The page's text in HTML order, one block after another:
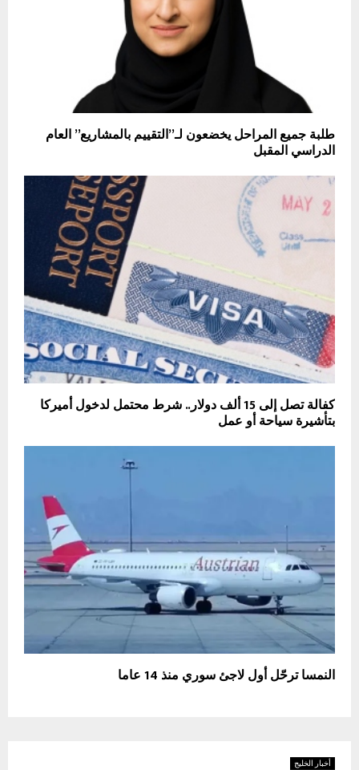
طلبة جميع المراحل يخضعون لـ”التقييم بالمشاريع” العام
الدراسي المقبل ‎
كفالة تصل إلى 15 ألف دولار.. شرط محتمل لدخول أميركا
بتأشيرة سياحة أو عمل
النمسا ترحّل أول لاجئ سوري منذ 14 عاما
أخبار الخليج